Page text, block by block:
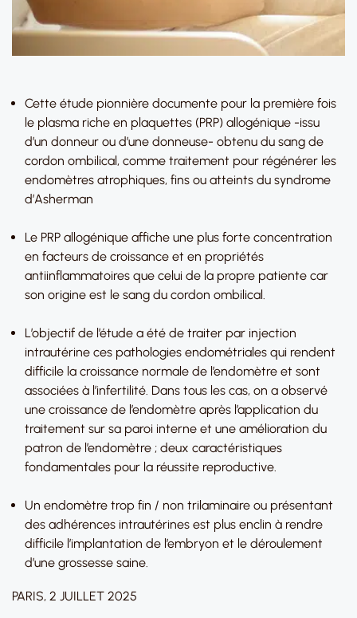
Cette étude pionnière documente pour la première fois
le plasma riche en plaquettes (PRP) allogénique -issu
d’un donneur ou d’une donneuse- obtenu du sang de
cordon ombilical, comme traitement pour régénérer les
endomètres atrophiques, fins ou atteints du syndrome
d’Asherman
Le PRP allogénique affiche une plus forte concentration
en facteurs de croissance et en propriétés
antiinflammatoires que celui de la propre patiente car
son origine est le sang du cordon ombilical.
L’objectif de l’étude a été de traiter par injection
intrautérine ces pathologies endométriales qui rendent
difficile la croissance normale de l’endomètre et sont
associées à l’infertilité. Dans tous les cas, on a observé
une croissance de l’endomètre après l’application du
traitement sur sa paroi interne et une amélioration du
patron de l’endomètre ; deux caractéristiques
fondamentales pour la réussite reproductive.
Un endomètre trop fin / non trilaminaire ou présentant
des adhérences intrautérines est plus enclin à rendre
difficile l’implantation de l’embryon et le déroulement
d’une grossesse saine.
PARIS, 2 JUILLET 2025